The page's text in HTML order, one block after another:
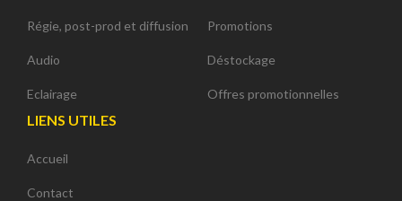
Régie, post-prod et diffusion
Audio
Eclairage
Promotions
Déstockage
Offres promotionnelles
LIENS UTILES
Accueil
Contact